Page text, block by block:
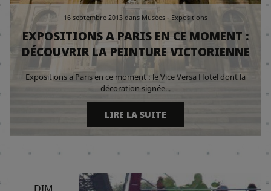
16 septembre 2013 dans Musées - Expositions
EXPOSITIONS A PARIS EN CE MOMENT :
DÉCOUVRIR LA PEINTURE VICTORIENNE
Expositions a Paris en ce moment : le Vice Versa Hotel dont la
décoration signée...
LIRE LA SUITE